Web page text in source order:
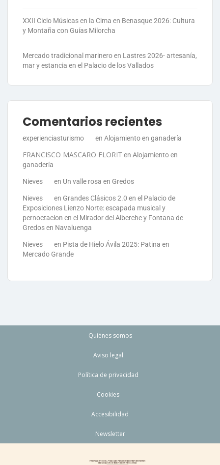
XXII Ciclo Músicas en la Cima en Benasque 2026: Cultura
y Montaña con Guías Milorcha
Mercado tradicional marinero en Lastres 2026- artesanía,
mar y estancia en el Palacio de los Vallados
Comentarios recientes
experienciasturismo en Alojamiento en ganadería
FRANCISCO MASCARO FLORIT en Alojamiento en
ganadería
Nieves en Un valle rosa en Gredos
Nieves en Grandes Clásicos 2.0 en el Palacio de
Exposiciones Lienzo Norte: escapada musical y
pernoctacion en el Mirador del Alberche y Fontana de
Gredos en Navaluenga
Nieves en Pista de Hielo Ávila 2025: Patina en
Mercado Grande
Quiénes somos
Aviso legal
Política de privacidad
Cookies
Accesibilidad
Newsletter